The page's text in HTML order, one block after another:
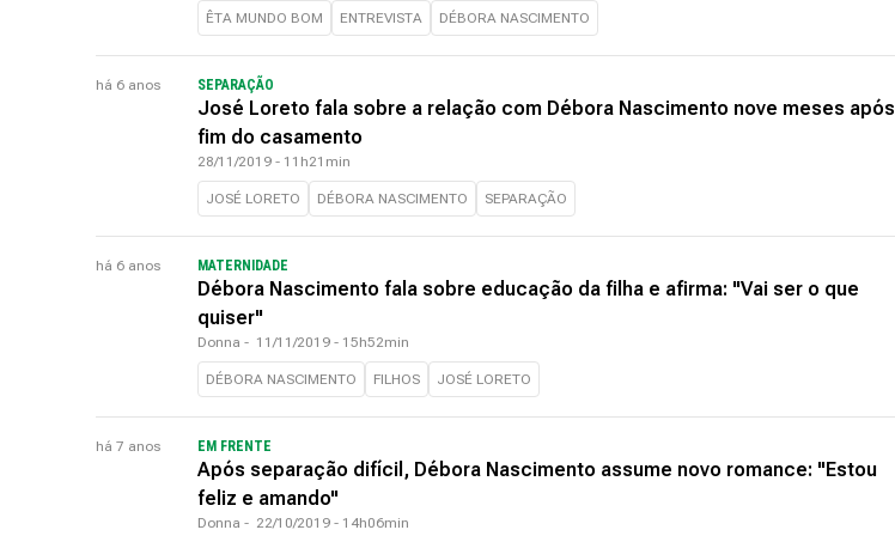
ÊTA MUNDO BOM ENTREVISTA DÉBORA NASCIMENTO
há 6 anos SEPARAÇÃO
José Loreto fala sobre a relação com Débora Nascimento nove meses após
fim do casamento
28/11/2019 - 11h21min
JOSÉ LORETO DÉBORA NASCIMENTO SEPARAÇÃO
há 6 anos MATERNIDADE
Débora Nascimento fala sobre educação da filha e afirma: "Vai ser o que
quiser"
Donna - 11/11/2019 - 15h52min
DÉBORA NASCIMENTO FILHOS JOSÉ LORETO
há 7 anos EM FRENTE
Após separação difícil, Débora Nascimento assume novo romance: "Estou
feliz e amando"
Donna - 22/10/2019 - 14h06min